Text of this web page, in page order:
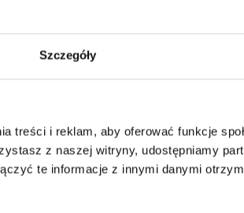
Szczegóły
treści i reklam, aby oferować funkcje
z naszej witryny, udostępniamy
te informacje z innymi danymi
210x150x95 mm
Brak prawa zwrotu